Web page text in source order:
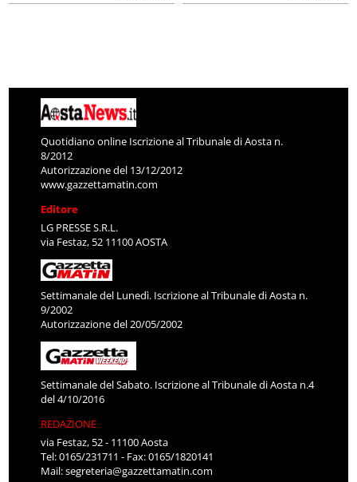
Quotidiano online Iscrizione al Tribunale di Aosta n.
8/2012
Autorizzazione del 13/12/2012
www.gazzettamatin.com
Editore
LG PRESSE S.R.L.
via Festaz, 52 11100 AOSTA
Settimanale del Lunedì. Iscrizione al Tribunale di Aosta n.
9/2002
Autorizzazione del 20/05/2002
Settimanale del Sabato. Iscrizione al Tribunale di Aosta n.4
del 4/10/2016
REDAZIONE
via Festaz, 52 - 11100 Aosta
Tel: 0165/231711 - Fax: 0165/1820141
Mail:segreteria@gazzettamatin.com